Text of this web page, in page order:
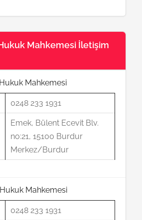
Mahkemesi İletişim
Mahkemesi
0248 233 1931
Emek, Bülent Ecevit Blv.
no:21, 15100 Burdur
Merkez/Burdur
Mahkemesi
0248 233 1931